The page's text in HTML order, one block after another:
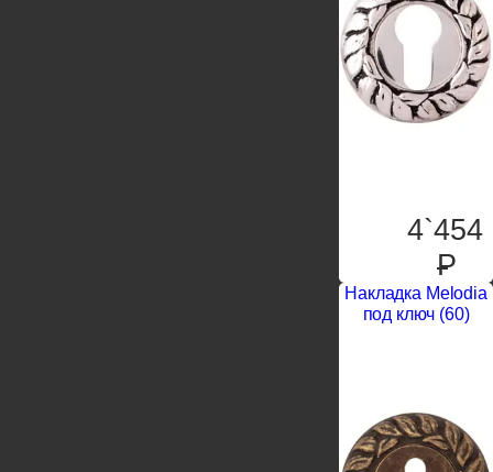
4`454
P
Накладка Melodia
под ключ (60)